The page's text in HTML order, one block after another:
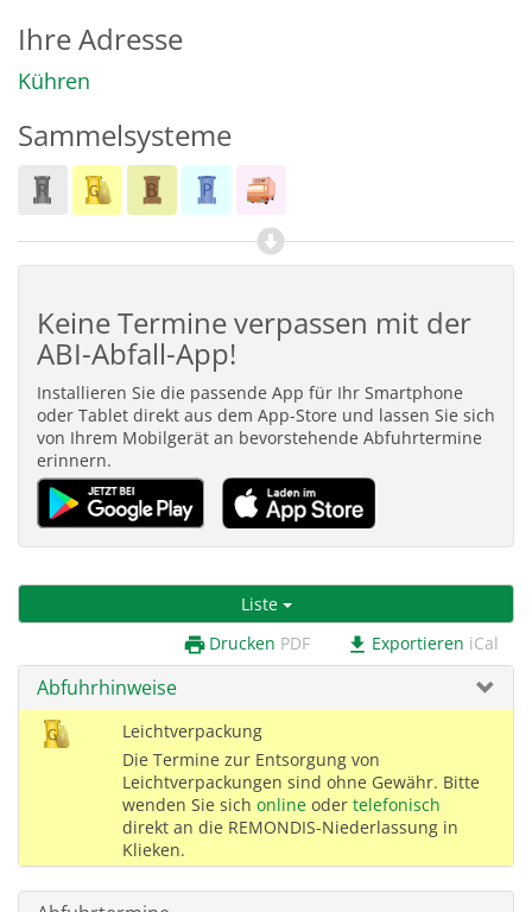
Ihre Adresse
Kühren
Sammelsysteme
Keine Termine verpassen mit der
ABI-Abfall-App!
Installieren Sie die passende App für Ihr Smartphone
oder Tablet direkt aus dem App-Store und lassen Sie sich
von Ihrem Mobilgerät an bevorstehende Abfuhrtermine
erinnern.
Liste
print Drucken PDF download Exportieren iCal
Abfuhrhinweise
Leichtverpackung
Die Termine zur Entsorgung von
Leichtverpackungen sind ohne Gewähr. Bitte
wenden Sie sich online oder telefonisch
direkt an die REMONDIS-Niederlassung in
Klieken.